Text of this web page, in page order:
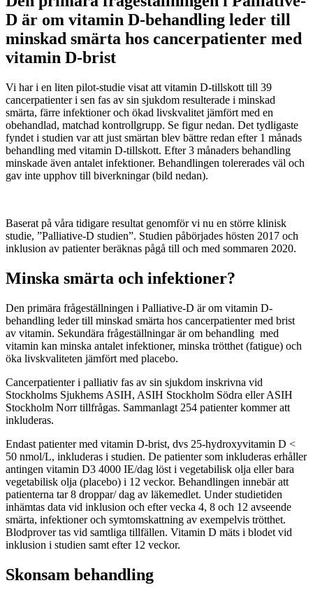
D är om vitamin D-behandling leder till
minskad smärta hos cancerpatienter med
vitamin D-brist
Vi har i en liten pilot-studie visat att vitamin D-tillskott till 39
cancerpatienter i sen fas av sin sjukdom resulterade i minskad
smärta, färre infektioner och ökad livskvalitet jämfört med en
obehandlad, matchad kontrollgrupp. Se figur nedan. Det tydligaste
fyndet i studien var att just smärtan blev bättre redan efter 1 månads
behandling med vitamin D-tillskott. Efter 3 månaders behandling
minskade även antalet infektioner. Behandlingen tolererades väl och
gav inte upphov till biverkningar (bild nedan).
Baserat på våra tidigare resultat genomför vi nu en större klinisk
studie, ”Palliative-D studien”. Studien påbörjades hösten 2017 och
inklusion av patienter beräknas pågå till och med sommaren 2020.
Minska smärta och infektioner?
Den primära frågeställningen i Palliative-D är om vitamin D-
behandling leder till minskad smärta hos cancerpatienter med brist
av vitamin. Sekundära frågeställningar är om behandling med
vitamin kan minska antalet infektioner, minska trötthet (fatigue) och
öka livskvaliteten jämfört med placebo.
Cancerpatienter i palliativ fas av sin sjukdom inskrivna vid
Stockholms Sjukhems ASIH, ASIH Stockholm Södra eller ASIH
Stockholm Norr tillfrågas. Sammanlagt 254 patienter kommer att
inkluderas.
Endast patienter med vitamin D-brist, dvs 25-hydroxyvitamin D <
50 nmol/L, inkluderas i studien. De patienter som inkluderas erhåller
antingen vitamin D3 4000 IE/dag löst i vegetabilisk olja eller bara
vegetabilisk olja (placebo) i 12 veckor. Behandlingen innebär att
patienterna tar 8 droppar/ dag av läkemedlet. Under studietiden
inhämtas data vid inklusion och efter vecka 4, 8 och 12 avseende
smärta, infektioner och symtomskattning av exempelvis trötthet.
Blodprover tas vid samtliga tillfällen. Vitamin D mäts i blodet vid
inklusion i studien samt efter 12 veckor.
Skonsam behandling